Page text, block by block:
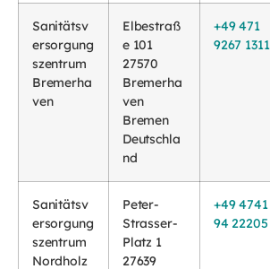
Sanitätsv
ersorgung
szentrum
Bremerha
ven
Elbestraß
e 101
27570
Bremerha
ven
Bremen
Deutschla
nd
+49 471
9267 1311
Sanitätsv
ersorgung
szentrum
Nordholz
Peter-
Strasser-
Platz 1
27639
+49 4741
94 22205